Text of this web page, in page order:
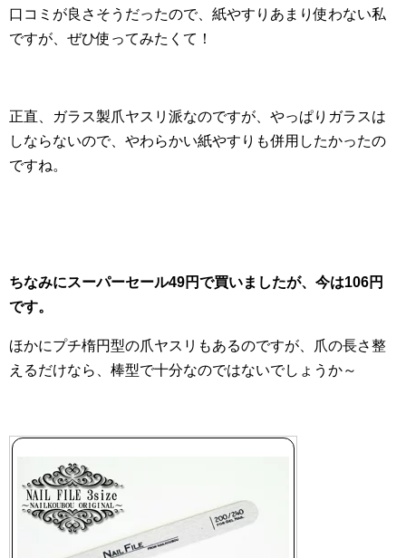
口コミが良さそうだったので、紙やすりあまり使わない私
ですが、ぜひ使ってみたくて！
正直、ガラス製爪ヤスリ派なのですが、やっぱりガラスは
しならないので、やわらかい紙やすりも併用したかったの
ですね。
ちなみにスーパーセール49円で買いましたが、今は106円
です。
ほかにプチ楕円型の爪ヤスリもあるのですが、爪の長さ整
えるだけなら、棒型で十分なのではないでしょうか～